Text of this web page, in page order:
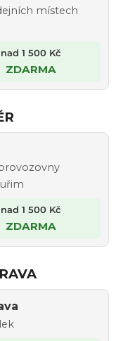
místech
ZDARMA
ZDARMA